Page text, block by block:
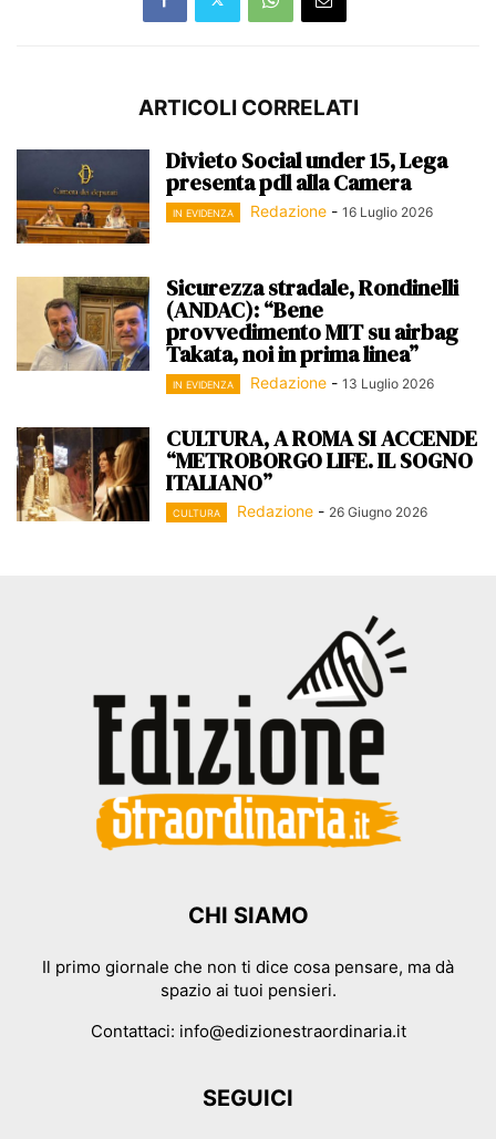
ARTICOLI CORRELATI
Divieto Social under 15, Lega
presenta pdl alla Camera
IN EVIDENZA Redazione - 16 Luglio 2026
Sicurezza stradale, Rondinelli
(ANDAC): “Bene
provvedimento MIT su airbag
Takata, noi in prima linea”
IN EVIDENZA Redazione - 13 Luglio 2026
CULTURA, A ROMA SI ACCENDE
“METROBORGO LIFE. IL SOGNO
ITALIANO”
CULTURA Redazione - 26 Giugno 2026
CHI SIAMO
Il primo giornale che non ti dice cosa pensare, ma dà
spazio ai tuoi pensieri.
Contattaci: info@edizionestraordinaria.it
SEGUICI